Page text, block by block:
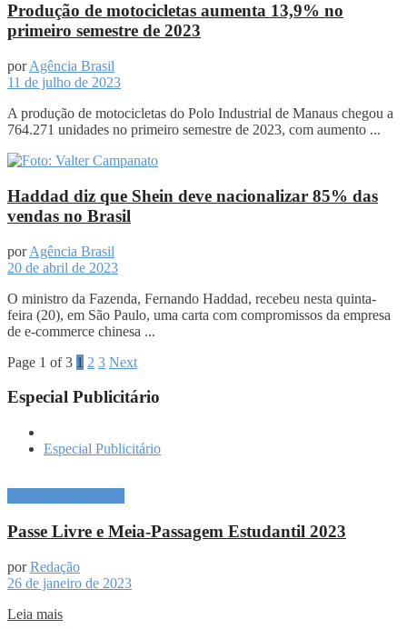
Produção de motocicletas aumenta 13,9% no
primeiro semestre de 2023
por Agência Brasil
11 de julho de 2023
A produção de motocicletas do Polo Industrial de Manaus chegou a
764.271 unidades no primeiro semestre de 2023, com aumento ...
Haddad diz que Shein deve nacionalizar 85% das
vendas no Brasil
por Agência Brasil
20 de abril de 2023
O ministro da Fazenda, Fernando Haddad, recebeu nesta quinta-
feira (20), em São Paulo, uma carta com compromissos da empresa
de e-commerce chinesa ...
Page 1 of 3 1 2 3 Next
Especial Publicitário
Especial Publicitário
Passe Livre e Meia-Passagem Estudantil 2023
por Redação
26 de janeiro de 2023
Leia mais